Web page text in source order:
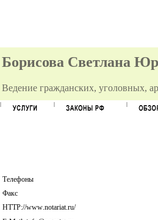
Борисова Светлана
Ведение гражданских, уголовных,
Телефоны
Факс
HTTP://www.notariat.ru/